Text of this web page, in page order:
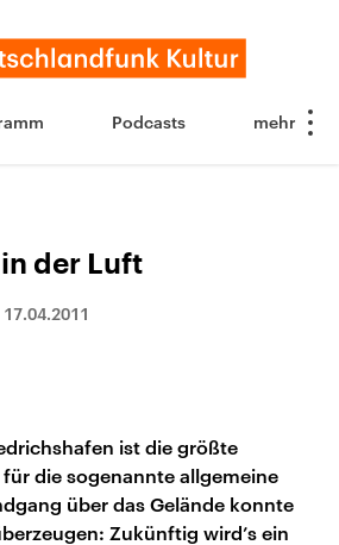
Podcasts
der Luft
17.04.2011
ist die größte
die sogenannte allgemeine
über das Gelände konnte
Zukünftig wird’s ein